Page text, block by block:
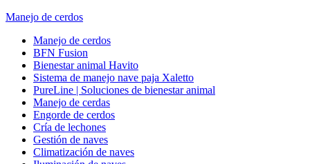
Manejo de cerdos
Manejo de cerdos
BFN Fusion
Bienestar animal Havito
Sistema de manejo nave paja Xaletto
PureLine | Soluciones de bienestar animal
Manejo de cerdas
Engorde de cerdos
Cría de lechones
Gestión de naves
Climatización de naves